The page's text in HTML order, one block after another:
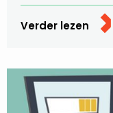
Verder lezen